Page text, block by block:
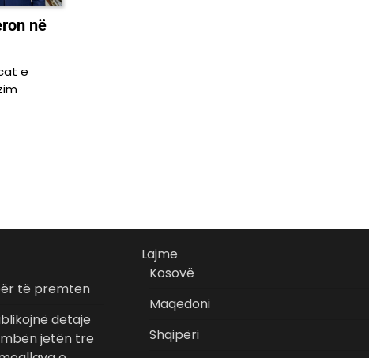
në
e
të premten
detaje
jetën tre
Lajme
Kosovë
Maqedoni
Shqipëri